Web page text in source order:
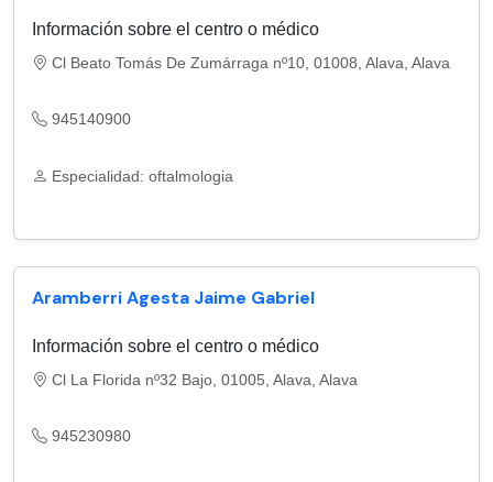
Información sobre el centro o médico
Cl Beato Tomás De Zumárraga nº10, 01008, Alava, Alava
945140900
Especialidad: oftalmologia
Aramberri Agesta Jaime Gabriel
Información sobre el centro o médico
Cl La Florida nº32 Bajo, 01005, Alava, Alava
945230980